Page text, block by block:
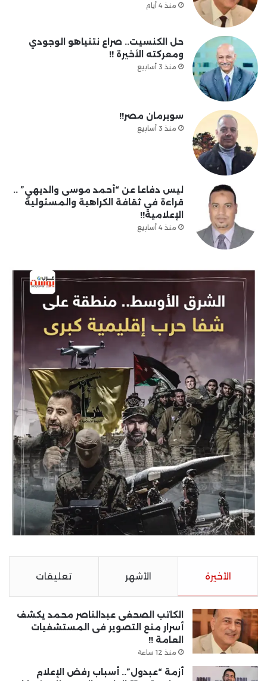
منذ 4 أيام
حل الكنسيت.. صراع نتنياهو الوجودي
ومعركته الأخيرة !!
منذ 3 أسابيع
سوبرمان مصر!!
منذ 3 أسابيع
ليس دفاعا عن “أحمد موسى والديهي” ..
قراءة في ثقافة الكراهية والمسئولية
الإعلامية!!
منذ 4 أسابيع
الأخيرة الأشهر تعليقات
الكاتب الصحفى عبدالناصر محمد يكشف
أسرار منع التصوير فى المستشفيات
العامة !!
منذ 12 ساعة
أزمة “عبدول”.. أسباب رفض الإعلام